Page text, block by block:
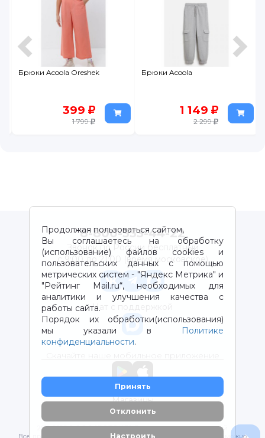
Брюки Acoola Oreshek
399
1 799
Брюки Acoola
1 149
2 299
Продолжая пользоваться сайтом,
Вы соглашаетесь на обработку
(использование) файлов cookies и
пользовательских данных с помощью
метрических систем - "Яндекс Метрика" и
"Рейтинг Mail.ru“, необходимых для
аналитики и улучшения качества с
работы сайта.
Порядок их обработки(использования)
мы указали в
Политике
конфиденциальности.
Принять
Отклонить
Настроить
8-800-333-44-22
Звонок по России бесплатный
с 9:00 до 21:00 (время московское)
Чат с поддержкой
Магазины
2012-2026 © ООО "ВОТОНЯ". Детские товары с доставкой
Все права защищены. Любое использование материалов возможно